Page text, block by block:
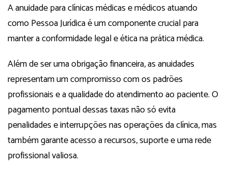
A anuidade para clínicas médicas e médicos atuando
como Pessoa Jurídica é um componente crucial para
manter a conformidade legal e ética na prática médica.
Além de ser uma obrigação financeira, as anuidades
representam um compromisso com os padrões
profissionais e a qualidade do atendimento ao paciente. O
pagamento pontual dessas taxas não só evita
penalidades e interrupções nas operações da clínica, mas
também garante acesso a recursos, suporte e uma rede
profissional valiosa.